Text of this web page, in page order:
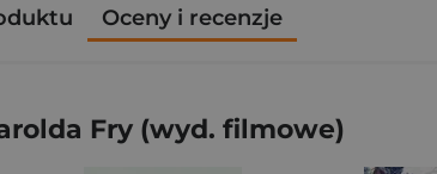
Oceny i recenzje
Fry (wyd. filmowe)